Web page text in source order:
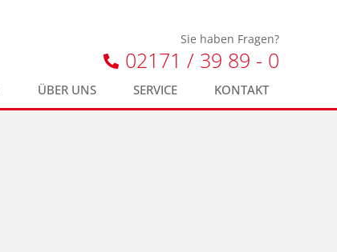
Sie haben Fragen?
02171 / 39 89 - 0
ÜBER UNS SERVICE KONTAKT